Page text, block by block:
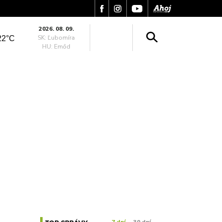
2026. 08. 09.
SK: Ľubomíra
HU: Emőd